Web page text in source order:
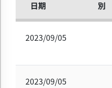
日期
別
2023/09/05
2023/09/05